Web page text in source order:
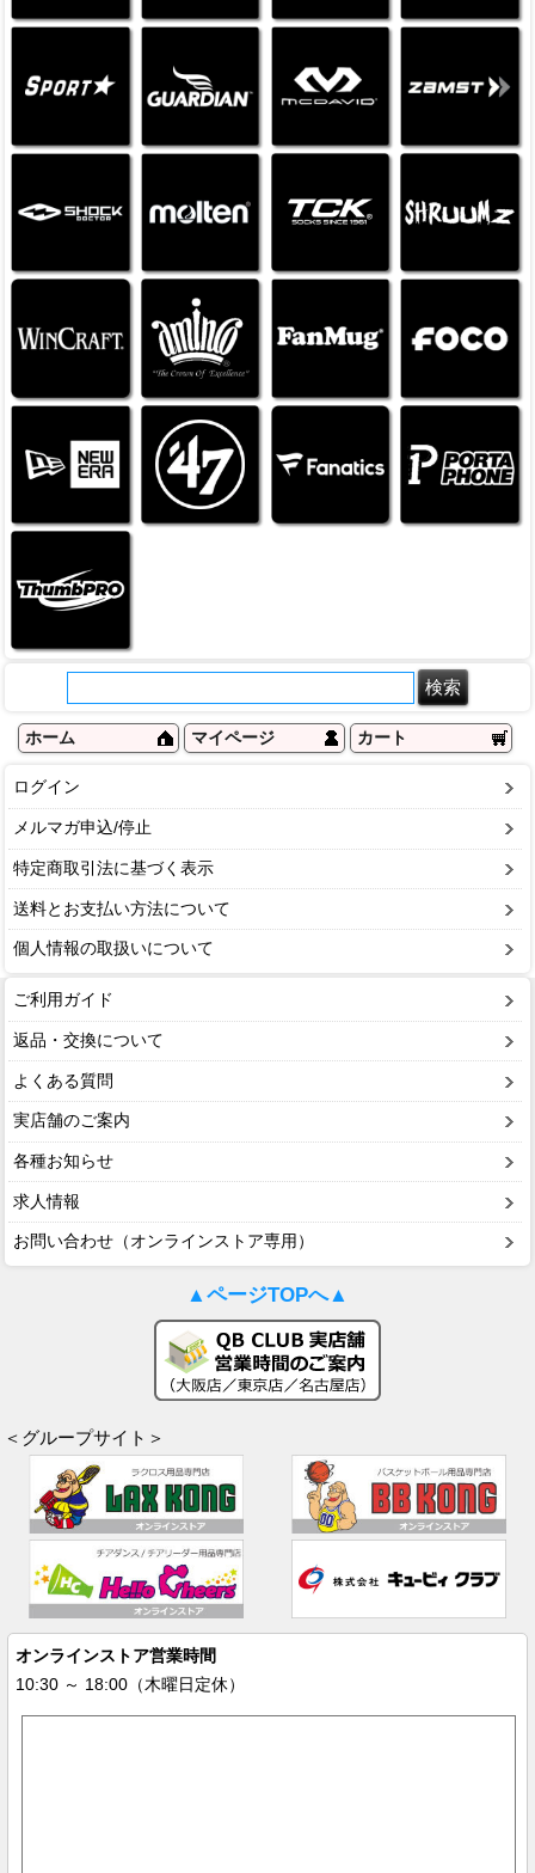
ホーム マイページ カート
ログイン
メルマガ申込/停止
特定商取引法に基づく表示
送料とお支払い方法について
個人情報の取扱いについて
ご利用ガイド
返品・交換について
よくある質問
実店舗のご案内
各種お知らせ
求人情報
お問い合わせ（オンラインストア専用）
▲ページTOPへ▲
＜グループサイト＞
オンラインストア営業時間
10:30 ～ 18:00（木曜日定休）